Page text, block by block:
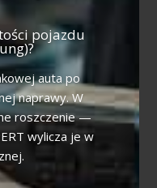
pojazdu
auta po
naprawy. W
roszczenie —
wylicza je w